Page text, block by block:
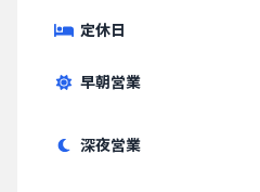
定休日
早朝営業
深夜営業